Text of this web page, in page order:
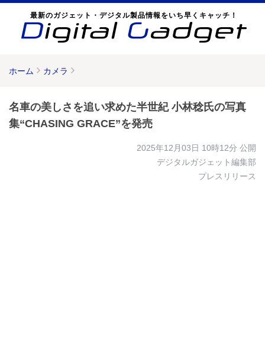
最新のガジェット・デジタル製品情報をいち早くキャッチ！
ホーム カメラ
名車の美しさを追い求めた半世紀 小林稔氏の写真
集“CHASING GRACE”を発売
2025年12月03日 10時12分 公開
デジタルガジェット編集部
プレスリリース